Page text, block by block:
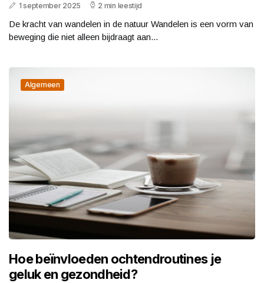
1 september 2025 2 min leestijd
De kracht van wandelen in de natuur Wandelen is een vorm van
beweging die niet alleen bijdraagt aan...
Algemeen
Hoe beïnvloeden ochtendroutines je
geluk en gezondheid?